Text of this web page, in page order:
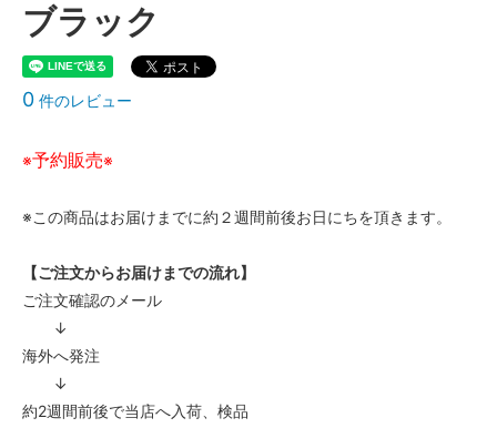
ブラック
0 件のレビュー
※予約販売※
※この商品はお届けまでに約２週間前後お日にちを頂きます。
【ご注文からお届けまでの流れ】
ご注文確認のメール
↓
海外へ発注
↓
約2週間前後で当店へ入荷、検品